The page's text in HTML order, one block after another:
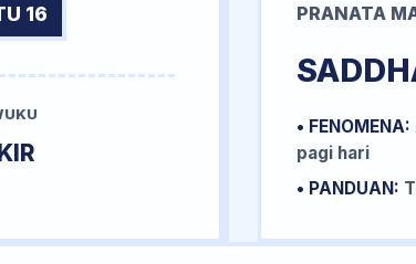
16 PRANATA
• FENOMENA:
pagi hari
• PANDUAN: